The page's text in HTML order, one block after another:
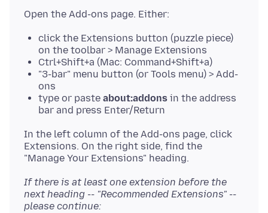
click the Extensions button (puzzle piece)
on the toolbar > Manage Extensions
Ctrl+Shift+a (Mac: Command+Shift+a)
"3-bar" menu button (or Tools menu) > Add-
ons
type or paste about:addons in the address
bar and press Enter/Return
In the left column of the Add-ons page, click
Extensions. On the right side, find the
If there is at least one extension before the
next heading -- "Recommended Extensions" --
please continue: